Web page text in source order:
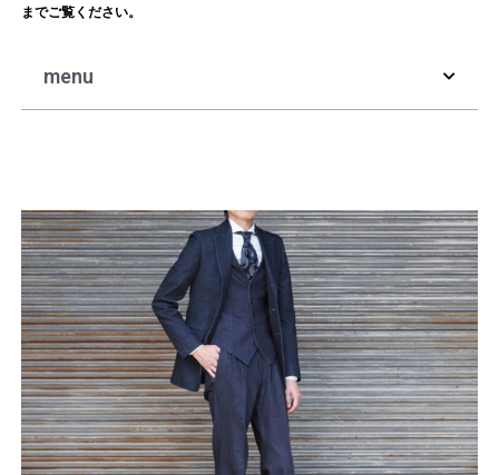
までご覧ください。
menu